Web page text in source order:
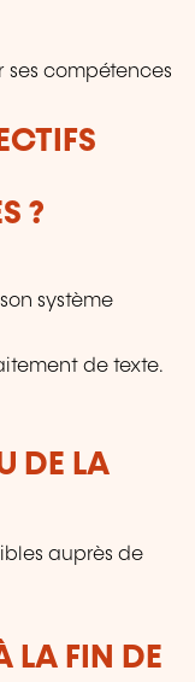
ses compétences
?
système
de texte.
DE LA
auprès de
LA FIN DE